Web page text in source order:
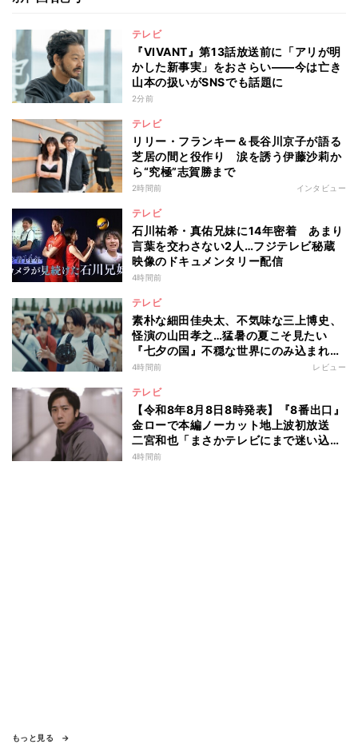
テレビ
『VIVANT』第13話放送前に「アリが明
かした新事実」をおさらい――今は亡き
山本の扱いがSNSでも話題に
2分前
テレビ
リリー・フランキー＆長谷川京子が語る
芝居の間と役作り 涙を誘う伊藤沙莉か
ら“究極”志賀勝まで
2時間前 インタビュー
テレビ
石川祐希・真佑兄妹に14年密着 あまり
言葉を交わさない2人…フジテレビ秘蔵
映像のドキュメンタリー配信
4時間前
テレビ
素朴な細田佳央太、不気味な三上博史、
怪演の山田孝之…猛暑の夏こそ見たい
『七夕の国』不穏な世界にのみ込まれる
超常ミステリー
4時間前 レビュー
テレビ
【令和8年8月8日8時発表】『8番出口』
金ローで本編ノーカット地上波初放送
二宮和也「まさかテレビにまで迷い込ん
でしまうとは」
4時間前
もっと見る